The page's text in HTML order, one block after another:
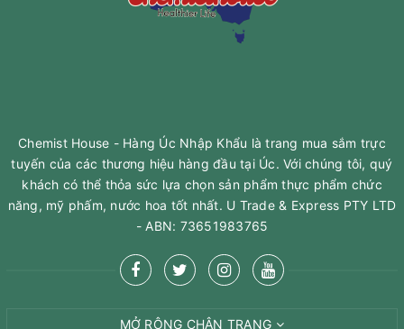
Chemist House - Hàng Úc Nhập Khẩu là trang mua sắm trực
tuyến của các thương hiệu hàng đầu tại Úc. Với chúng tôi, quý
khách có thể thỏa sức lựa chọn sản phẩm thực phẩm chức
năng, mỹ phấm, nước hoa tốt nhất. U Trade & Express PTY LTD
- ABN: 73651983765
MỞ RỘNG CHÂN TRANG